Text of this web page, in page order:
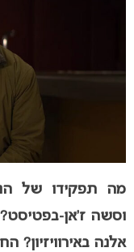
מה תפקידו של
וסשה ז’אן-
אלנה